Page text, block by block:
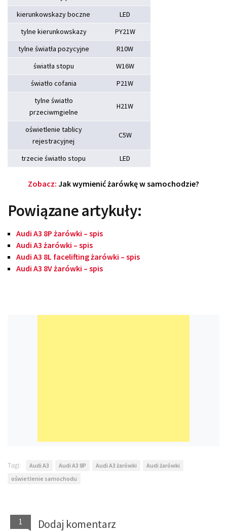
kierunkowskazy boczne
LED
tylne kierunkowskazy
PY21W
tylne światła pozycyjne
R10W
światła stopu
W16W
światło cofania
P21W
tylne światło
przeciwmgielne
H21W
oświetlenie tablicy
rejestracyjnej
C5W
trzecie światło stopu LED
Zobacz: Jak wymienić żarówkę w samochodzie?
Powiązane artykuły:
Audi A3 8P żarówki – spis
Audi A3 żarówki – spis
Audi A3 8L facelifting żarówki – spis
Audi A3 8V żarówki – spis
Tagi: Audi A3 Audi A3 8P Audi A3 żarówki
Audi żarówki
oświetlenie samochodu
1 Dodaj komentarz